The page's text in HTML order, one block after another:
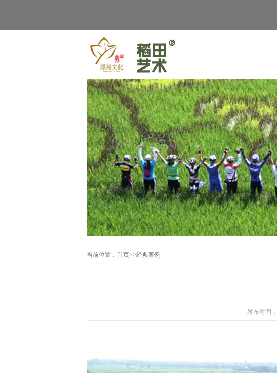
当前位置： 首页>>经典案例
发布时间：